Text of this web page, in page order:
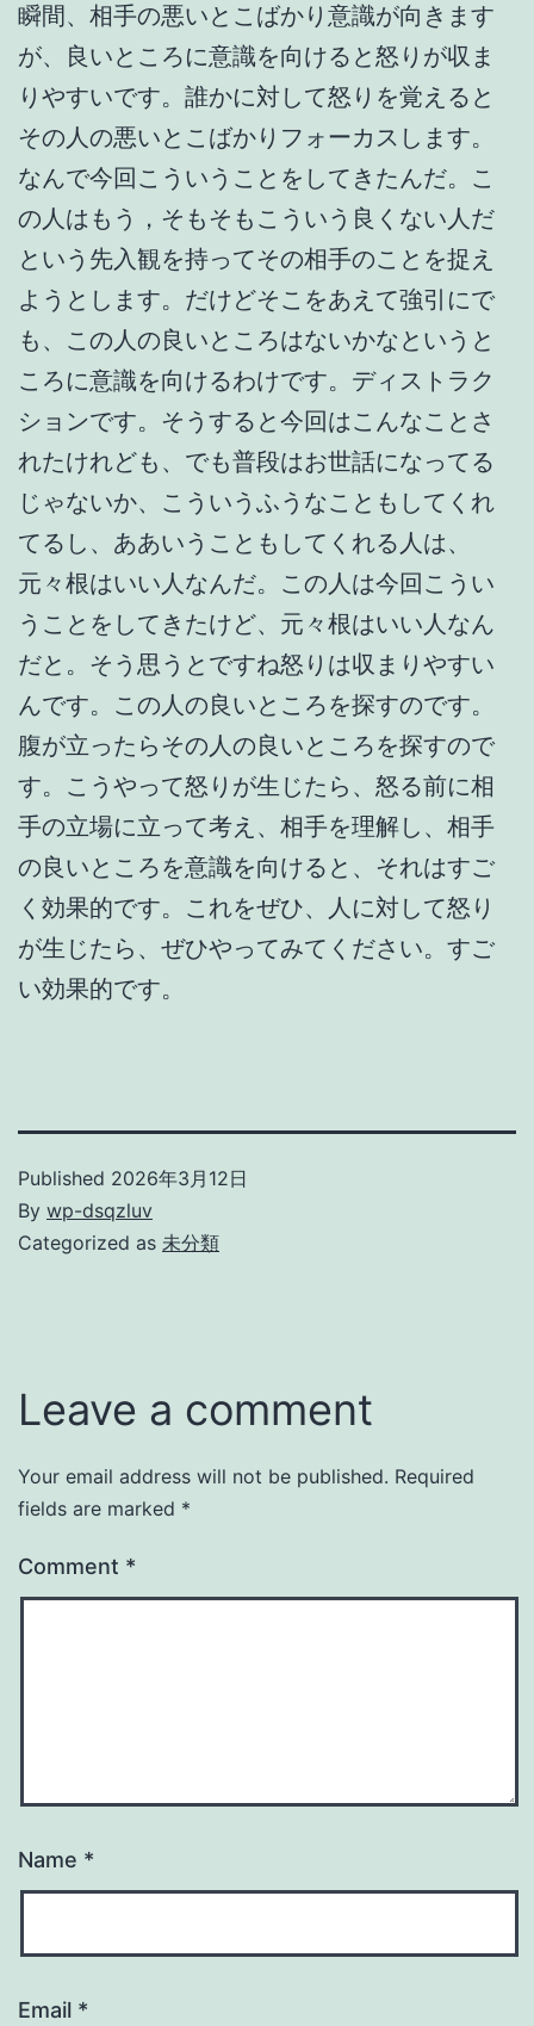
瞬間、相手の悪いとこばかり意識が向きます
が、良いところに意識を向けると怒りが収ま
りやすいです。誰かに対して怒りを覚えると
その人の悪いとこばかりフォーカスします。
なんで今回こういうことをしてきたんだ。こ
の人はもう，そもそもこういう良くない人だ
という先入観を持ってその相手のことを捉え
ようとします。だけどそこをあえて強引にで
も、この人の良いところはないかなというと
ころに意識を向けるわけです。ディストラク
ションです。そうすると今回はこんなことさ
れたけれども、でも普段はお世話になってる
じゃないか、こういうふうなこともしてくれ
てるし、ああいうこともしてくれる人は、
元々根はいい人なんだ。この人は今回こうい
うことをしてきたけど、元々根はいい人なん
だと。そう思うとですね怒りは収まりやすい
んです。この人の良いところを探すのです。
腹が立ったらその人の良いところを探すので
す。こうやって怒りが生じたら、怒る前に相
手の立場に立って考え、相手を理解し、相手
の良いところを意識を向けると、それはすご
く効果的です。これをぜひ、人に対して怒り
が生じたら、ぜひやってみてください。すご
い効果的です。
Published 2026年3月12日
By wp-dsqzluv
Categorized as 未分類
Leave a comment
Your email address will not be published. Required
fields are marked *
Comment *
Name *
Email *